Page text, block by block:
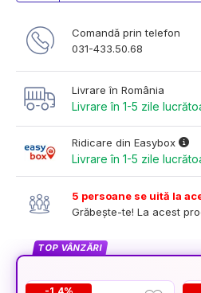
Comandă prin telefon
031-433.50.68
Livrare în România
Livrare în 1-5 zile
Ridicare din Easybox
Livrare în 1-5 zile
5 persoane se uită la
Grăbește-te! La acest
TOP VÂNZĂRI